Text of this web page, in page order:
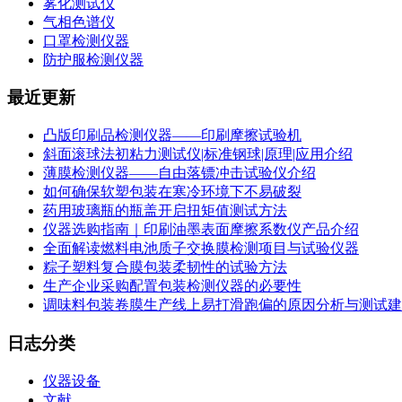
气相色谱仪
口罩检测仪器
防护服检测仪器
最近更新
凸版印刷品检测仪器——印刷摩擦试验机
斜面滚球法初粘力测试仪|标准钢球|原理|应用介绍
薄膜检测仪器——自由落镖冲击试验仪介绍
如何确保软塑包装在寒冷环境下不易破裂
药用玻璃瓶的瓶盖开启扭矩值测试方法
仪器选购指南｜印刷油墨表面摩擦系数仪产品介绍
全面解读燃料电池质子交换膜检测项目与试验仪器
粽子塑料复合膜包装柔韧性的试验方法
生产企业采购配置包装检测仪器的必要性
调味料包装卷膜生产线上易打滑跑偏的原因分析与测试
日志分类
仪器设备